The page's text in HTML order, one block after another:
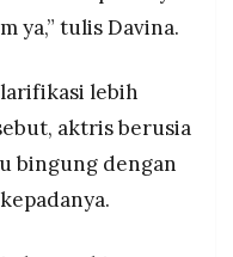
ya,” tulis Davina.
lebih
aktris berusia
bingung dengan